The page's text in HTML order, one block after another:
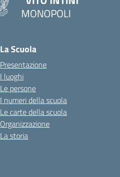
MONOPOLI
La Scuola
Presentazione
I luoghi
Le persone
I numeri della scuola
Le carte della scuola
Organizzazione
La storia